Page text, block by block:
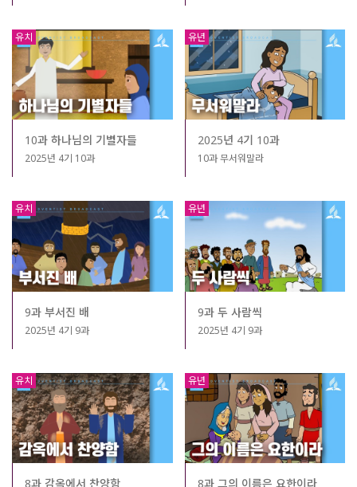
유치
10과 하나님의 기별자들
2025년 4기 10과
유년
2025년 4기 10과
10과 무서워말라
유치
9과 부서진 배
2025년 4기 9과
유년
9과 두 사람씩
2025년 4기 9과
유치
8과 감옥에서 찬양함
유년
8과 그의 이름은 요한이라